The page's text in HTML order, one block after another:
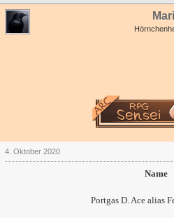
4. Oktober 2020
Name
Portgas D. Ace alias